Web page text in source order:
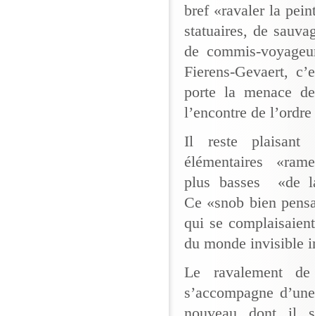
bref «ravaler la
statuaires, de
de commis-
Fierens-Gevaert,
porte la menace
l’encontre de
Il reste plaisant
élémentaires
plus basses «de
Ce «snob bien
qui se
du monde invisible
Le ravalement
s’accompagne